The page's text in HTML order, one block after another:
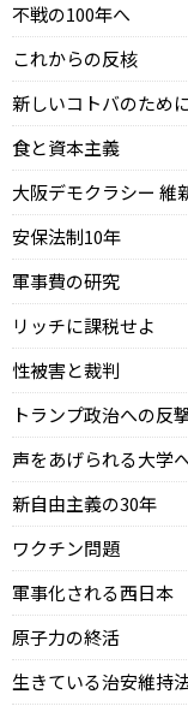
不戦の100年へ
これからの反核
新しいコトバのため
食と資本主義
大阪デモクラシー 維
安保法制10年
軍事費の研究
リッチに課税せよ
性被害と裁判
トランプ政治への反
声をあげられる大学
新自由主義の30年
ワクチン問題
軍事化される西日本
原子力の終活
生きている治安維持